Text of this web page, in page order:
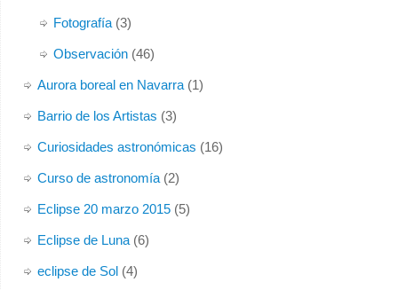
Fotografía(3)
Observación(46)
Aurora boreal en Navarra(1)
Barrio de los Artistas (3)
Curiosidades astronómicas (16)
Curso de astronomía(2)
Eclipse 20 marzo 2015(5)
Eclipse de Luna(6)
eclipse de Sol(4)